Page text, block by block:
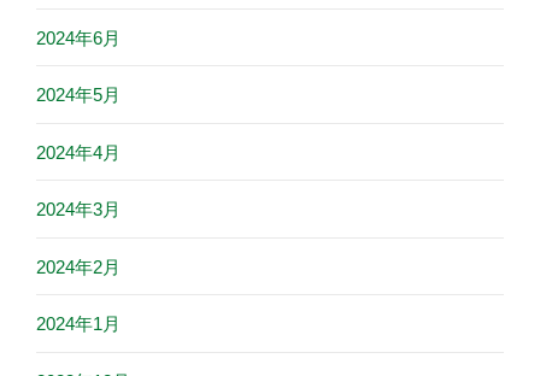
2024年6月
2024年5月
2024年4月
2024年3月
2024年2月
2024年1月